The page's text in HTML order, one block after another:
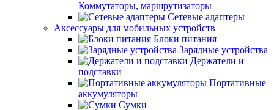
Коммутаторы, маршрутизаторы
Сетевые адаптеры
Аксессуары для мобильных устройств
Блоки питания
Зарядные устройства
Держатели и
подставки
Портативные
аккумуляторы
Сумки